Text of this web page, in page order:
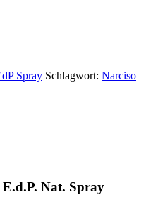
Spray Schlagwort: Narciso
Nat. Spray